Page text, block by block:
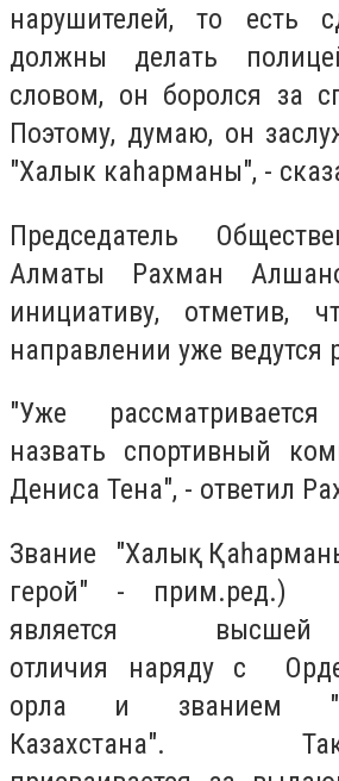
нарушителей, то есть
должны делать
словом, он боролся за
Поэтому, думаю, он
"Халык каhарманы", -
Председатель
Алматы Рахман
инициативу, отметив,
направлении уже ведутся
"Уже
назвать спортивный
Дениса Тена", - ответил
Звание "Халық
герой" - прим.ред.)
является
отличия наряду с
орла и званием
Казахстана".